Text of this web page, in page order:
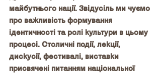
майбутнього нації. Звідусіль ми чуємо
про важливість формування
ідентичності та ролі культури в цьому
процесі. Столичні події, лекції,
дискусії, фестивалі, виставки
присвячені питанням національної